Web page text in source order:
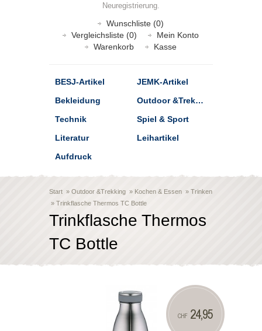
Neuregistrierung.
Wunschliste (0)
Vergleichsliste (0)
Mein Konto
Warenkorb
Kasse
BESJ-Artikel
JEMK-Artikel
Bekleidung
Outdoor &Trekking
Technik
Spiel & Sport
Literatur
Leihartikel
Aufdruck
Start » Outdoor &Trekking » Kochen & Essen » Trinken
» Trinkflasche Thermos TC Bottle
Trinkflasche Thermos
TC Bottle
CHF 24,95